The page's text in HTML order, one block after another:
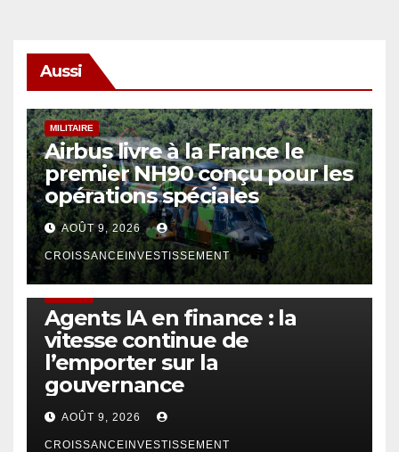
Aussi
MILITAIRE
Airbus livre à la France le
premier NH90 conçu pour les
opérations spéciales
AOÛT 9, 2026
CROISSANCEINVESTISSEMENT
Agents IA en finance : la
vitesse continue de
l’emporter sur la
gouvernance
AOÛT 9, 2026
CROISSANCEINVESTISSEMENT